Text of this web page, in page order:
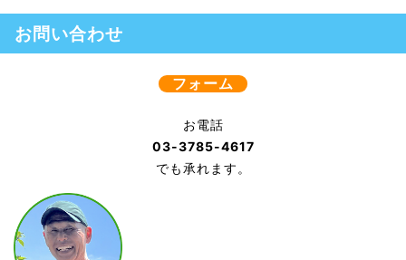
お問い合わせ
フォーム
お電話
03-3785-4617
でも承れます。